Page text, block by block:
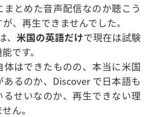
まとめた音声配信なのか聴こう
、再生できませんでした。
米国の英語だけで現在は試験
です。
体はできたものの、本当に米国
あるのか、Discover で日本語も
るせいなのか、再生できない理
ん。